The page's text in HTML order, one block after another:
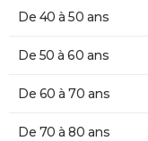
De 40 à 50 ans
De 50 à 60 ans
De 60 à 70 ans
De 70 à 80 ans